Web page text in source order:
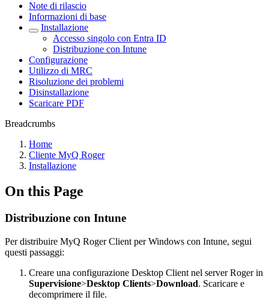
Note di rilascio
Informazioni di base
Installazione
Accesso singolo con Entra ID
Distribuzione con Intune
Configurazione
Utilizzo di MRC
Risoluzione dei problemi
Disinstallazione
Scaricare PDF
Breadcrumbs
Home
Cliente MyQ Roger
Installazione
On this Page
Distribuzione con Intune
Per distribuire MyQ Roger Client per Windows con Intune, segui
questi passaggi:
Creare una configurazione Desktop Client nel server Roger in
Supervisione>Desktop Clients>Download. Scaricare e
decomprimere il file.